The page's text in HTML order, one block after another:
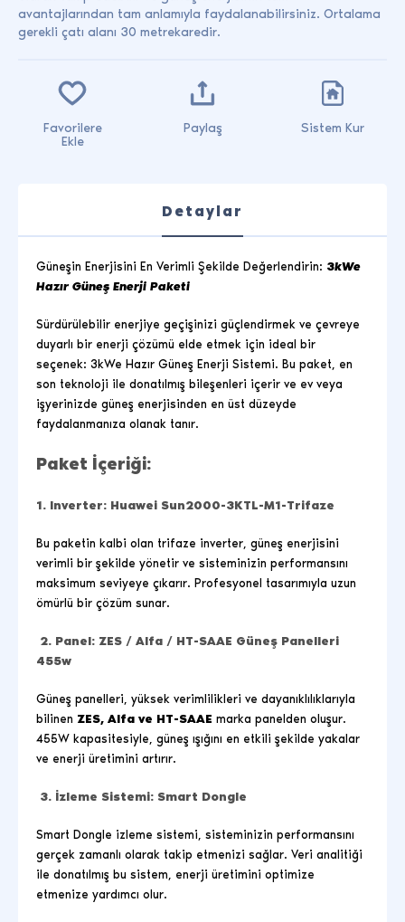
avantajlarından tam anlamıyla faydalanabilirsiniz. Ortalama
gerekli çatı alanı 30 metrekaredir.
Favorilere
Ekle
Paylaş Sistem Kur
Detaylar
Güneşin Enerjisini En Verimli Şekilde Değerlendirin: 3kWe
Hazır Güneş Enerji Paketi
Sürdürülebilir enerjiye geçişinizi güçlendirmek ve çevreye
duyarlı bir enerji çözümü elde etmek için ideal bir
seçenek: 3kWe Hazır Güneş Enerji Sistemi. Bu paket, en
son teknoloji ile donatılmış bileşenleri içerir ve ev veya
işyerinizde güneş enerjisinden en üst düzeyde
faydalanmanıza olanak tanır.
Paket İçeriği:
1. Inverter: Huawei Sun2000-3KTL-M1-Trifaze
Bu paketin kalbi olan trifaze inverter, güneş enerjisini
verimli bir şekilde yönetir ve sisteminizin performansını
maksimum seviyeye çıkarır. Profesyonel tasarımıyla uzun
ömürlü bir çözüm sunar.
2. Panel: ZES / Alfa / HT-SAAE Güneş Panelleri
455w
Güneş panelleri, yüksek verimlilikleri ve dayanıklılıklarıyla
bilinen ZES, Alfa ve HT-SAAE marka panelden oluşur.
455W kapasitesiyle, güneş ışığını en etkili şekilde yakalar
ve enerji üretimini artırır.
3. İzleme Sistemi: Smart Dongle
Smart Dongle izleme sistemi, sisteminizin performansını
gerçek zamanlı olarak takip etmenizi sağlar. Veri analitiği
ile donatılmış bu sistem, enerji üretimini optimize
etmenize yardımcı olur.